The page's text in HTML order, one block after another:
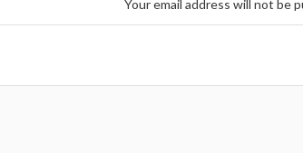
Your email address will not be